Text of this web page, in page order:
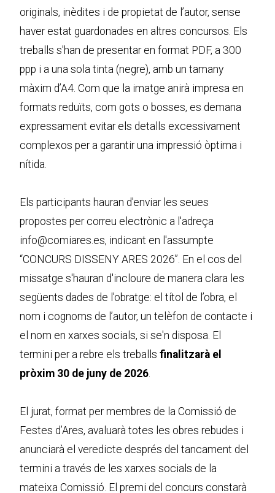
originals, inèdites i de propietat de l’autor, sense
haver estat guardonades en altres concursos. Els
treballs s'han de presentar en format PDF, a 300
ppp i a una sola tinta (negre), amb un tamany
màxim d’A4. Com que la imatge anirà impresa en
formats reduïts, com gots o bosses, es demana
expressament evitar els detalls excessivament
complexos per a garantir una impressió òptima i
nítida.
Els participants hauran d'enviar les seues
propostes per correu electrònic a l'adreça
info@comiares.es, indicant en l'assumpte
“CONCURS DISSENY ARES 2026”. En el cos del
missatge s'hauran d'incloure de manera clara les
següents dades de l'obratge: el títol de l’obra, el
nom i cognoms de l’autor, un telèfon de contacte i
el nom en xarxes socials, si se'n disposa. El
termini per a rebre els treballs finalitzarà el
pròxim 30 de juny de 2026
El jurat, format per membres de la Comissió de
Festes d’Ares, avaluarà totes les obres rebudes i
anunciarà el veredicte després del tancament del
termini a través de les xarxes socials de la
mateixa Comissió. El premi del concurs constarà